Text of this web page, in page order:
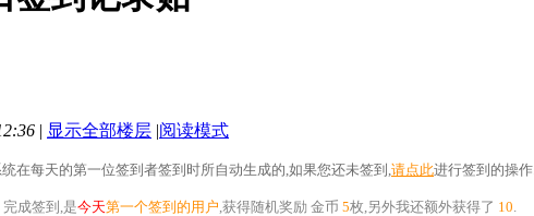
| 显示全部楼层 |阅读模式
在每天的第一位签到者签到时所自动生成的,如果您还未签到, 请点此进行签到的操作.
完成签到,是今天第一个签到的用户 ,获得随机奖励 金币 5枚 ,另外我还额外获得了 10